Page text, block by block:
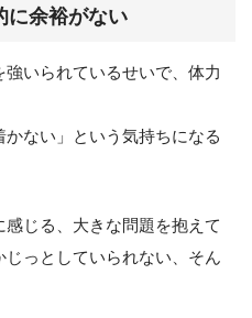
余裕がない
いられているせいで、体力
ない」という気持ちになる
じる、大きな問題を抱えて
っとしていられない、そん